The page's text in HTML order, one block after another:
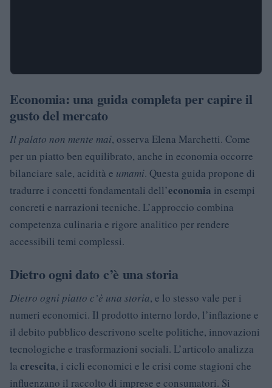
Economia: una guida completa per capire il
gusto del mercato
Il palato non mente mai, osserva Elena Marchetti. Come
per un piatto ben equilibrato, anche in economia occorre
bilanciare sale, acidità e umami. Questa guida propone di
tradurre i concetti fondamentali dell’economia in esempi
concreti e narrazioni tecniche. L’approccio combina
competenza culinaria e rigore analitico per rendere
accessibili temi complessi.
Dietro ogni dato c’è una storia
Dietro ogni piatto c’è una storia, e lo stesso vale per i
numeri economici. Il prodotto interno lordo, l’inflazione e
il debito pubblico descrivono scelte politiche, innovazioni
tecnologiche e trasformazioni sociali. L’articolo analizza
la crescita, i cicli economici e le crisi come stagioni che
influenzano il raccolto di imprese e consumatori. Si